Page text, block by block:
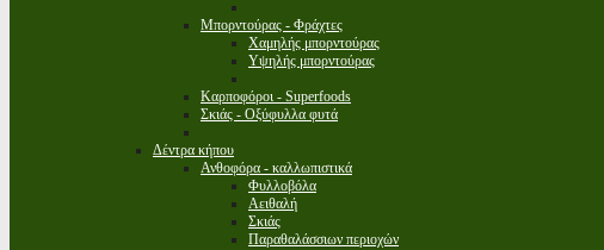
Μπορντούρας - Φράχτες
Χαμηλής μπορντούρας
Υψηλής μπορντούρας
Καρποφόροι - Superfoods
Σκιάς - Οξύφυλλα φυτά
Δέντρα κήπου
Ανθοφόρα - καλλωπιστικά
Φυλλοβόλα
Αειθαλή
Σκιάς
Παραθαλάσσιων περιοχών